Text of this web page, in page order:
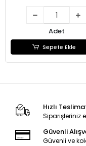
Adet
Sepete Ekle
Hızlı
Siparişleriniz
Güvenli
Güvenli ve